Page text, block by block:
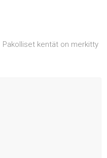
Pakolliset kentät on merkitty